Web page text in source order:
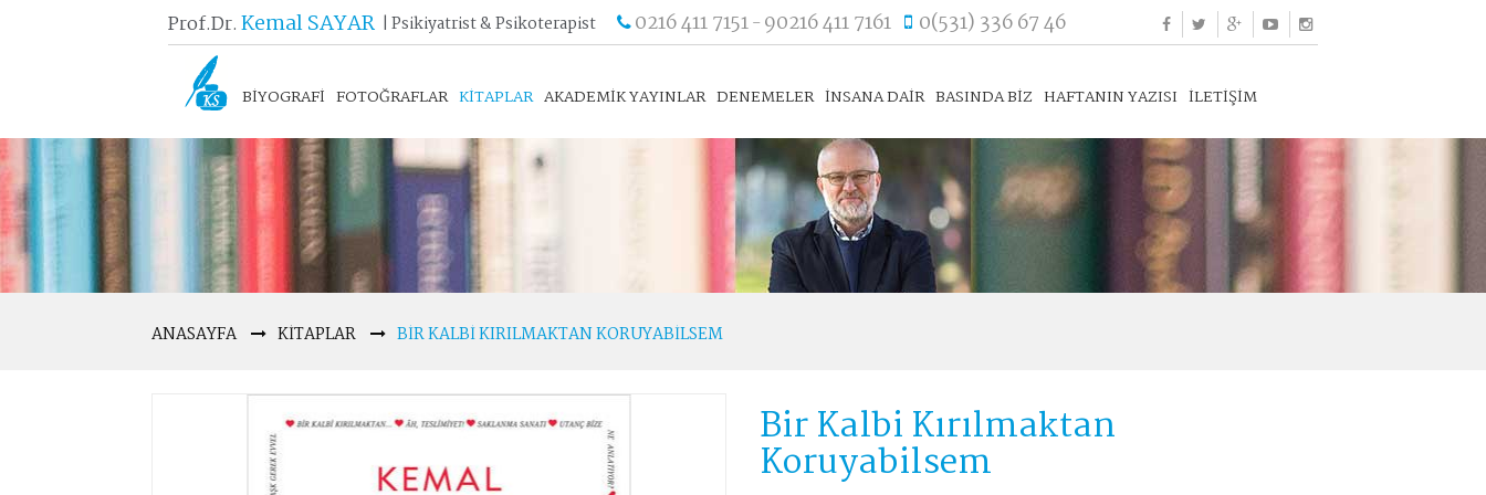
Prof.Dr.Kemal SAYAR | Psikiyatrist & Psikoterapist 0216 411 7151- 90216 411 7161 0(531) 336 67 46
BİYOGRAFİ FOTOĞRAFLAR KİTAPLAR AKADEMİK YAYINLAR DENEMELER İNSANA DAİR BASINDA BİZ HAFTANIN YAZISI İLETİŞİM
ANASAYFA KITAPLAR BIR KALBI KIRILMAKTAN KORUYABILSEM
Bir Kalbi Kırılmaktan
Koruyabilsem